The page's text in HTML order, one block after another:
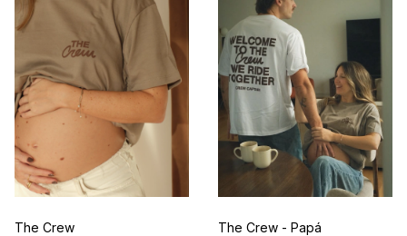
The Crew
The Crew - Papá